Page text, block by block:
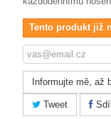
Tento produkt již
Informujte mě, až
Tweet